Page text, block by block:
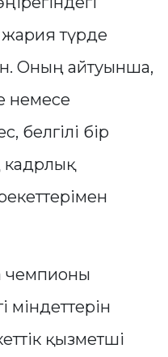
түрде
Оның айтуынша,
немесе
белгілі бір
кадрлық
чемпионы
міндеттерін
қызметші